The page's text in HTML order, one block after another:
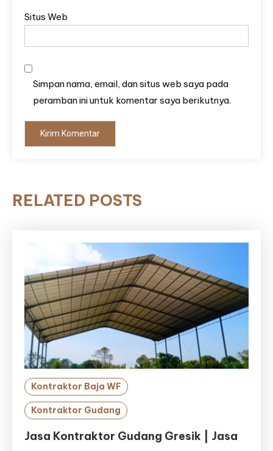
Situs Web
Simpan nama, email, dan situs web saya pada
peramban ini untuk komentar saya berikutnya.
RELATED POSTS
Kontraktor Baja WF
Kontraktor Gudang
Jasa Kontraktor Gudang Gresik | Jasa